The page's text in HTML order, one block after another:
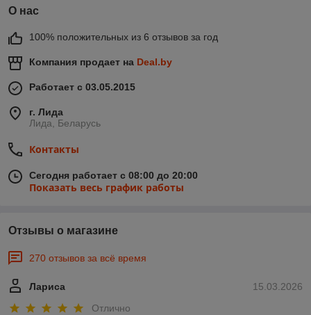
О нас
100% положительных из 6 отзывов за год
Компания продает на Deal.by
Работает с 03.05.2015
г. Лида
Лида, Беларусь
Контакты
Сегодня работает с 08:00 до 20:00
Показать весь график работы
Отзывы о магазине
270 отзывов за всё время
15.03.2026
Лариса
Отлично